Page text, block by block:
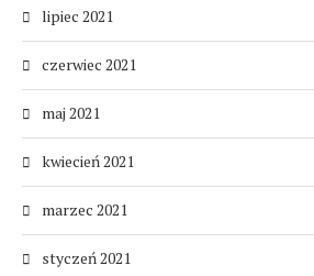
lipiec 2021
czerwiec 2021
maj 2021
kwiecień 2021
marzec 2021
styczeń 2021